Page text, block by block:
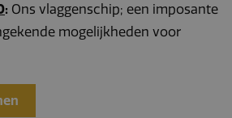
: Ons vlaggenschip; een imposante
mogelijkheden voor